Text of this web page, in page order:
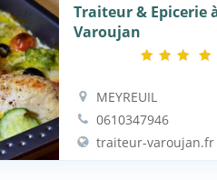
Traiteur & Epicerie
Varoujan
MEYREUIL
0610347946
traiteur-varoujan.fr